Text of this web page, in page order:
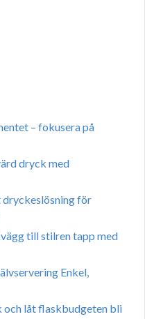
– fokusera på
dryck med
för
till stilren tapp med
Enkel,
låt flaskbudgeten bli